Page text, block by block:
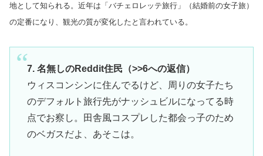
地として知られる。近年は「バチェロレッテ旅行」（結婚前の女子旅）
の定番になり、観光の質が変化したと言われている。
7. 名無しのReddit住民（>>6への返信）
ウィスコンシンに住んでるけど、周りの女子たち
のデフォルト旅行先がナッシュビルになってる時
点でお察し。田舎風コスプレした都会っ子のため
のベガスだよ、あそこは。